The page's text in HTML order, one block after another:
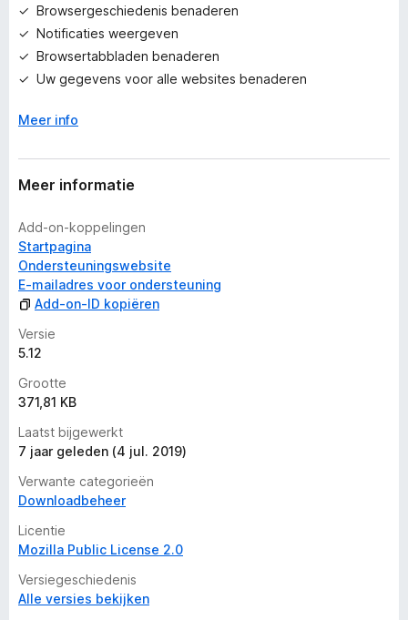
r
e
Browsergeschiedenis benaderen
Notificaties weergeven
Browsertabbladen benaderen
Uw gegevens voor alle websites benaderen
Meer info
Meer informatie
Add-on-koppelingen
Startpagina
Ondersteuningswebsite
E-mailadres voor ondersteuning
Add-on-ID kopiëren
Versie
5.12
Grootte
371,81 KB
Laatst bijgewerkt
7 jaar geleden (4 jul. 2019)
Verwante categorieën
Downloadbeheer
Licentie
Mozilla Public License 2.0
Versiegeschiedenis
Alle versies bekijken